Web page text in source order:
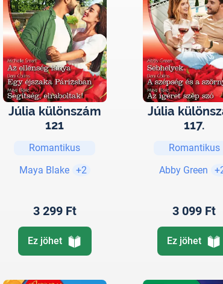
Júlia különszám
121
Romantikus
Maya Blake +2
3 299 Ft
Ez jöhet
Júlia
117.
Romantikus
Abby Green
3 099 Ft
Ez jöhet